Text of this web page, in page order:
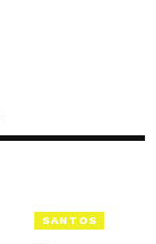
SANTOS